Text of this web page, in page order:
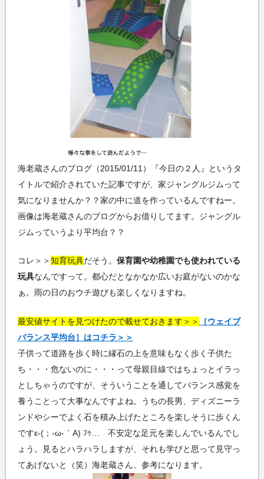
海老蔵さんのブログ（2015/01/11）『今日の２人』というタ
イトルで紹介されていた記事ですが、家ジャングルジムって
気になりませんか？？家の中に道を作っているんですねー。
画像は海老蔵さんのブログからお借りしてます。ジャングル
ジムっていうより平均台？？
コレ＞＞知育玩具だそう。 保育園や幼稚園でも使われている
玩具なんですって。都心だとなかなか広いお庭がないのかな
ぁ。雨の日のおウチ遊びも楽しくなりますね。
最安値サイトを見つけたので載せておきます＞＞
［ウェイブ
バランス平均台］はコチラ＞＞
子供って道路を歩く時に縁石の上を意味もなく歩く子供た
ち・・・危ないのに・・・って母親目線ではちょっとイラっ
としちゃうのですが、そういうことを通してバランス感覚を
養うことって大事なんですよね。うちの長男、ディズニーラ
ンドやシーでよく石を積み上げたところを楽しそうに歩くん
ですε-(；-ω-｀A) ﾌｩ… 不安定な足元を楽しんでいるんでし
ょう。見るとハラハラしますが、それも学びと思って見守っ
てあげないと（笑）海老蔵さん、参考になります。